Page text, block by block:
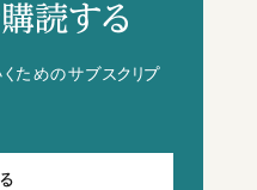
読する
ためのサブスクリプ